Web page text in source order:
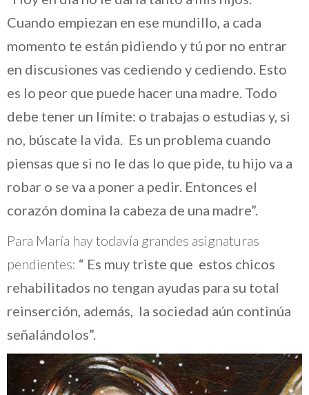
Cuando empiezan en ese mundillo, a cada
momento te están pidiendo y tú por no entrar
en discusiones vas cediendo y cediendo. Esto
es lo peor que puede hacer una madre. Todo
debe tener un límite: o trabajas o estudias y, si
no, búscate la vida. Es un problema cuando
piensas que si no le das lo que pide, tu hijo va a
robar o se va a poner a pedir. Entonces el
corazón domina la cabeza de una madre”.
Para María hay todavía grandes asignaturas
pendientes: “ Es muy triste que estos chicos
rehabilitados no tengan ayudas para su total
reinserción, además, la sociedad aún continúa
señalándolos”.